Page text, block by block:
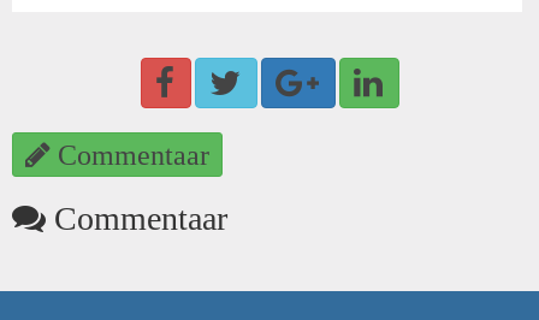
Commentaar
Commentaar